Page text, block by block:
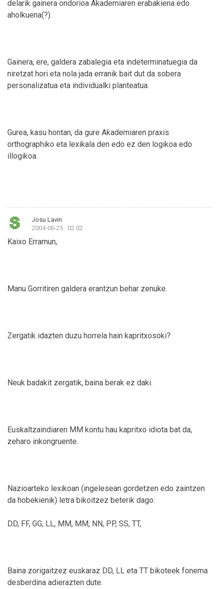
delarik gainera ondorioa Akademiaren erabakiena edo
aholkuena(?).
Gainera, ere, galdera zabalegia eta indeterminatuegia da
niretzat hori eta nola jada erranik bait dut da sobera
personalizatua eta individualki planteatua.
Gurea, kasu hontan, da gure Akademiaren praxis
orthographiko eta lexikala den edo ez den logikoa edo
illogikoa.
Josu Lavin
2004-06-25 : 02:02
Kaixo Erramun,
Manu Gorritiren galdera erantzun behar zenuke.
Zergatik idazten duzu horrela hain kapritxosoki?
Neuk badakit zergatik, baina berak ez daki.
Euskaltzaindiaren MM kontu hau kapritxo idiota bat da,
zeharo inkongruente.
Nazioarteko lexikoan (ingelesean gordetzen edo zaintzen
da hobekienik) letra bikoitzez beterik dago:
DD, FF, GG, LL, MM, MM, NN, PP, SS, TT,
Baina zorigaitzez euskaraz DD, LL eta TT bikoteek fonema
desberdina adierazten dute.